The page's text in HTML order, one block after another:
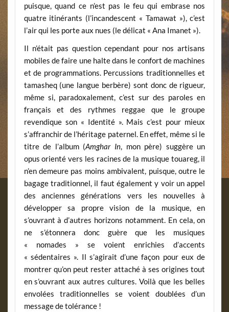
puisque, quand ce n’est pas le feu qui embrase nos
quatre itinérants (l’incandescent « Tamawat »), c’est
l’air qui les porte aux nues (le délicat « Ana Imanet »).
Il n’était pas question cependant pour nos artisans
mobiles de faire une halte dans le confort de machines
et de programmations. Percussions traditionnelles et
tamasheq (une langue berbère) sont donc de rigueur,
même si, paradoxalement, c’est sur des paroles en
français et des rythmes reggae que le groupe
revendique son « Identité ». Mais c’est pour mieux
s’affranchir de l’héritage paternel. En effet, même si le
titre de l’album (Amghar In, mon père) suggère un
opus orienté vers les racines de la musique touareg, il
n’en demeure pas moins ambivalent, puisque, outre le
bagage traditionnel, il faut également y voir un appel
des anciennes générations vers les nouvelles à
développer sa propre vision de la musique, en
s’ouvrant à d’autres horizons notamment. En cela, on
ne s’étonnera donc guère que les musiques
« nomades » se voient enrichies d’accents
« sédentaires ». Il s’agirait d’une façon pour eux de
montrer qu’on peut rester attaché à ses origines tout
en s’ouvrant aux autres cultures. Voilà que les belles
envolées traditionnelles se voient doublées d’un
message de tolérance !